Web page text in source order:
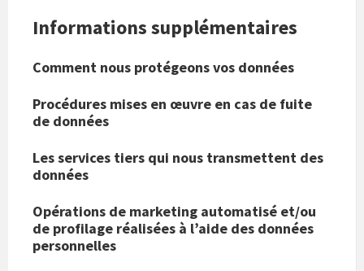
Informations supplémentaires
Comment nous protégeons vos données
Procédures mises en œuvre en cas de fuite
de données
Les services tiers qui nous transmettent des
données
Opérations de marketing automatisé et/ou
de profilage réalisées à l’aide des données
personnelles